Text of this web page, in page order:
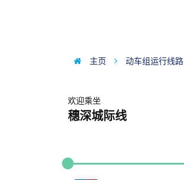
主页 动车组运行线路
欢迎乘坐
穗深城际线